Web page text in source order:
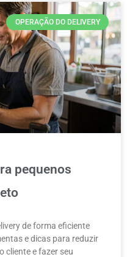
OPERAÇÃO DO DELIVERY
pequenos
de forma eficiente
e dicas para reduzir
cliente e fazer seu